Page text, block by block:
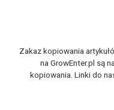
Zakaz kopiowania
na GrowEnter.pl są
kopiowania. Linki do